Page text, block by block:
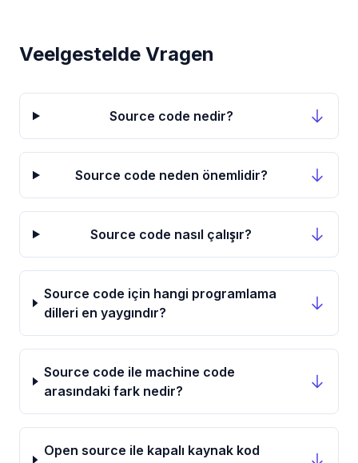
Veelgestelde Vragen
Source code nedir?
Source code neden önemlidir?
Source code nasıl çalışır?
Source code için hangi programlama
dilleri en yaygındır?
Source code ile machine code
arasındaki fark nedir?
Open source ile kapalı kaynak kod